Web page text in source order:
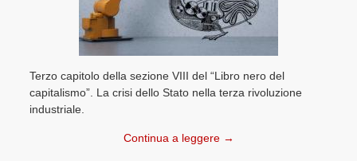
Terzo capitolo della sezione VIII del “Libro nero del
capitalismo”. La crisi dello Stato nella terza rivoluzione
industriale.
Continua a leggere →